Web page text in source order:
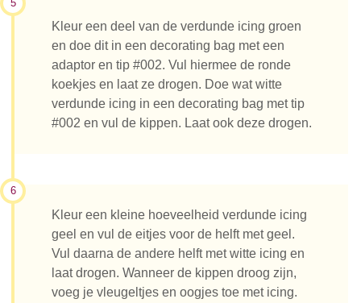
5
Kleur een deel van de verdunde icing groen
en doe dit in een decorating bag met een
adaptor en tip #002. Vul hiermee de ronde
koekjes en laat ze drogen. Doe wat witte
verdunde icing in een decorating bag met tip
#002 en vul de kippen. Laat ook deze drogen.
6
Kleur een kleine hoeveelheid verdunde icing
geel en vul de eitjes voor de helft met geel.
Vul daarna de andere helft met witte icing en
laat drogen. Wanneer de kippen droog zijn,
voeg je vleugeltjes en oogjes toe met icing.